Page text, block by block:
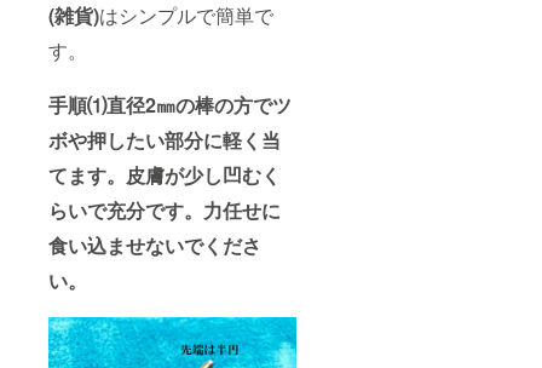
(雑貨)はシンプルで簡単で
す。
手順⑴直径2㎜の棒の方でツ
ボや押したい部分に軽く当
てます。皮膚が少し凹むく
らいで充分です。力任せに
食い込ませないでくださ
い。